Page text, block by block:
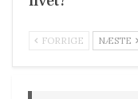
FORRIGE NÆSTE